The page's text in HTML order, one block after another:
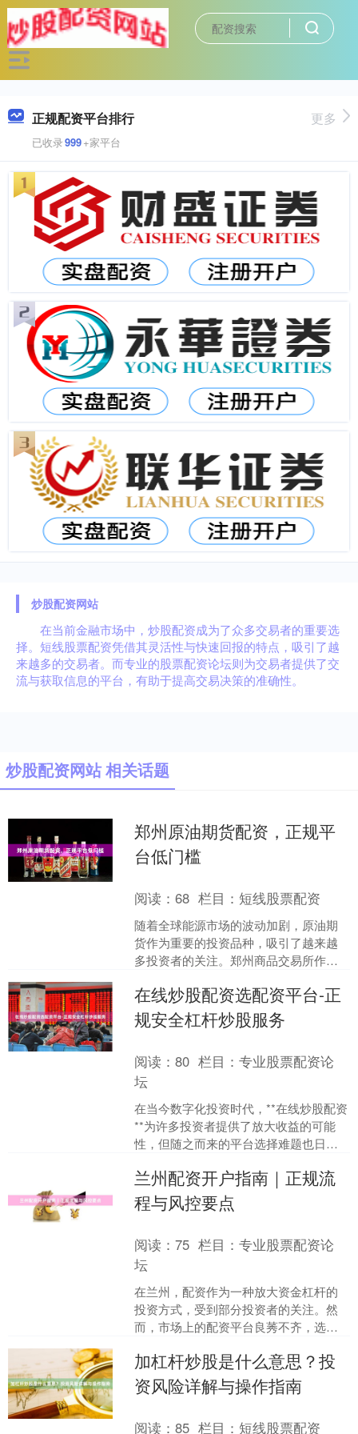
正规配资平台排行
已收录999+家平台
更多
炒股配资网站
在当前金融市场中，炒股配资成为了众多交易者的重要选
择。短线股票配资凭借其灵活性与快速回报的特点，吸引了越
来越多的交易者。而专业的股票配资论坛则为交易者提供了交
流与获取信息的平台，有助于提高交易决策的准确性。
炒股配资网站 相关话题
郑州原油期货配资，正规平
台低门槛
阅读：68 栏目： 短线股票配资
随着全球能源市场的波动加剧，原油期
货作为重要的投资品种，吸引了越来越
多投资者的关注。郑州商品交易所作为
产品凭借流动性强、交易规....
在线炒股配资选配资平台-正
规安全杠杆炒股服务
阅读：80 栏目：专业股票配资论
坛
在当今数字化投资时代，**在线炒股配资
**为许多投资者提供了放大收益的可能
性，但随之而来的平台选择难题也日益
**，如何精准....
兰州配资开户指南｜正规流
程与风控要点
阅读：75 栏目：专业股票配资论
坛
在兰州，配资作为一种放大资金杠杆的
投资方式，受到部分投资者的关注。然
而，市场上的配资平台良莠不齐，选择
是保障资金安全的前提。本....
加杠杆炒股是什么意思？投
资风险详解与操作指南
阅读：85 栏目： 短线股票配资